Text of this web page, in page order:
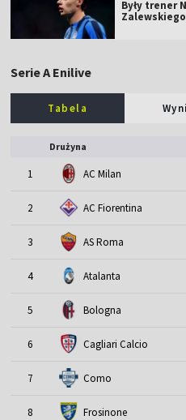
Były trener
Zalewskiego
Serie A Enilive
Tabela
Drużyna
1 AC Milan
2 AC Fiorentina
3 AS Roma
4 Atalanta
5 Bologna
6 Cagliari Calcio
7 Como
8 Frosinone